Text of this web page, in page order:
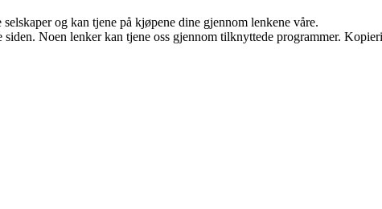
og kan tjene på kjøpene dine gjennom lenkene våre.
Noen lenker kan tjene oss gjennom tilknyttede programmer.